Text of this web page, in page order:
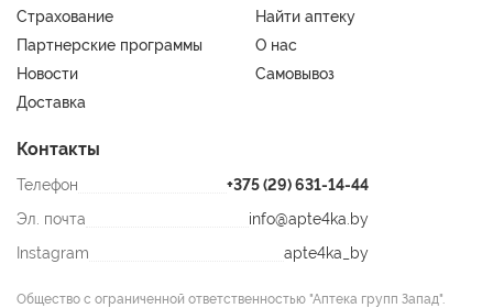
Страхование
Найти аптеку
Партнерские программы
О нас
Новости
Самовывоз
Доставка
Контакты
Телефон
+375 (29) 631-14-44
Эл. почта
info@apte4ka.by
Instagram
apte4ka_by
Общество с ограниченной ответственностью "Аптека групп Запад".